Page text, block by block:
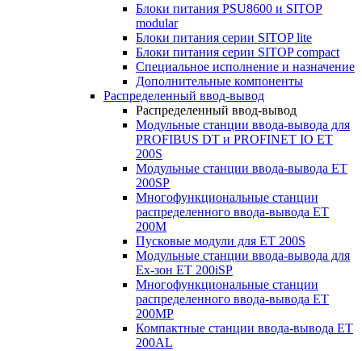
Блоки питания PSU8600 и SITOP
modular
Блоки питания серии SITOP lite
Блоки питания серии SITOP compact
Специальное исполнение и назначение
Дополнительные компоненты
Распределенный ввод-вывод
Распределенный ввод-вывод
Модульные станции ввода-вывода для
PROFIBUS DT и PROFINET IO ET
200S
Модульные станции ввода-вывода ET
200SP
Многофункциональные станции
распределенного ввода-вывода ET
200M
Пусковые модули для ET 200S
Модульные станции ввода-вывода для
Ex-зон ET 200iSP
Многофункциональные станции
распределенного ввода-вывода ET
200MP
Компактные станции ввода-вывода ET
200AL